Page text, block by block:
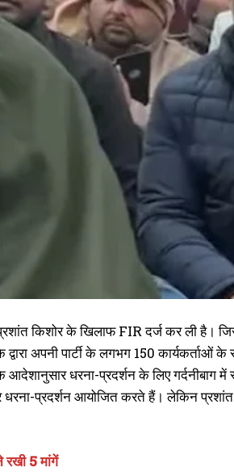
I WANT IN
I've read and accept thePrivacy Policy
किशोर के खिलाफ FIR दर्ज कर ली है।
अपनी पार्टी के लगभग 150 कार्यकर्ताओं
आदेशानुसार धरना-प्रदर्शन के लिए गर्दनीबाग
धरना-प्रदर्शन आयोजित करते हैं। लेकिन
रखी 5 मांगें